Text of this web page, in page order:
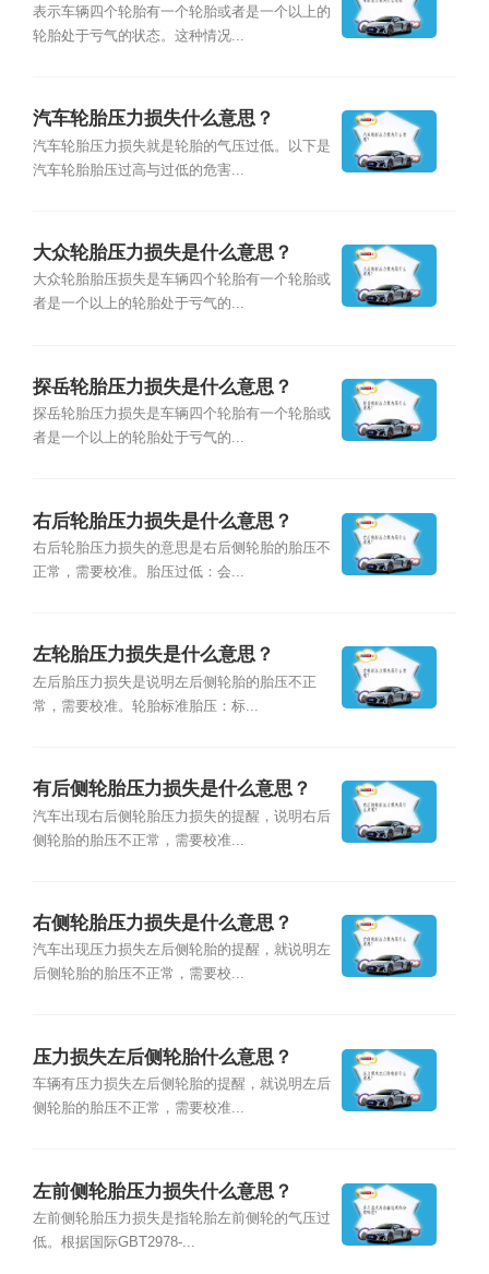
表示车辆四个轮胎有一个轮胎或者是一个以上的
轮胎处于亏气的状态。这种情况...
汽车轮胎压力损失什么意思？
汽车轮胎压力损失就是轮胎的气压过低。以下是
汽车轮胎胎压过高与过低的危害...
大众轮胎压力损失是什么意思？
大众轮胎胎压损失是车辆四个轮胎有一个轮胎或
者是一个以上的轮胎处于亏气的...
探岳轮胎压力损失是什么意思？
探岳轮胎压力损失是车辆四个轮胎有一个轮胎或
者是一个以上的轮胎处于亏气的...
右后轮胎压力损失是什么意思？
右后轮胎压力损失的意思是右后侧轮胎的胎压不
正常，需要校准。胎压过低：会...
左轮胎压力损失是什么意思？
左后胎压力损失是说明左后侧轮胎的胎压不正
常，需要校准。轮胎标准胎压：标...
有后侧轮胎压力损失是什么意思？
汽车出现右后侧轮胎压力损失的提醒，说明右后
侧轮胎的胎压不正常，需要校准...
右侧轮胎压力损失是什么意思？
汽车出现压力损失左后侧轮胎的提醒，就说明左
后侧轮胎的胎压不正常，需要校...
压力损失左后侧轮胎什么意思？
车辆有压力损失左后侧轮胎的提醒，就说明左后
侧轮胎的胎压不正常，需要校准...
左前侧轮胎压力损失什么意思？
左前侧轮胎压力损失是指轮胎左前侧轮的气压过
低。根据国际GBT2978-...